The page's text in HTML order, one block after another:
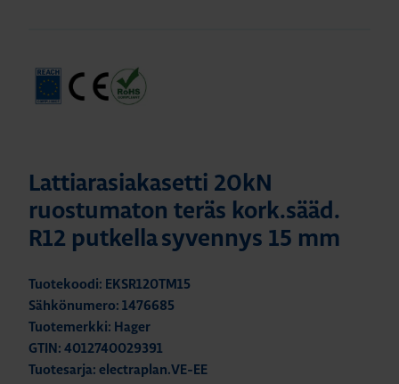
Lattiarasiakasetti 20kN
ruostumaton teräs kork.sääd.
R12 putkella syvennys 15 mm
Tuotekoodi: EKSR120TM15
Sähkönumero: 1476685
Tuotemerkki: Hager
GTIN: 4012740029391
Tuotesarja: electraplan.VE-EE